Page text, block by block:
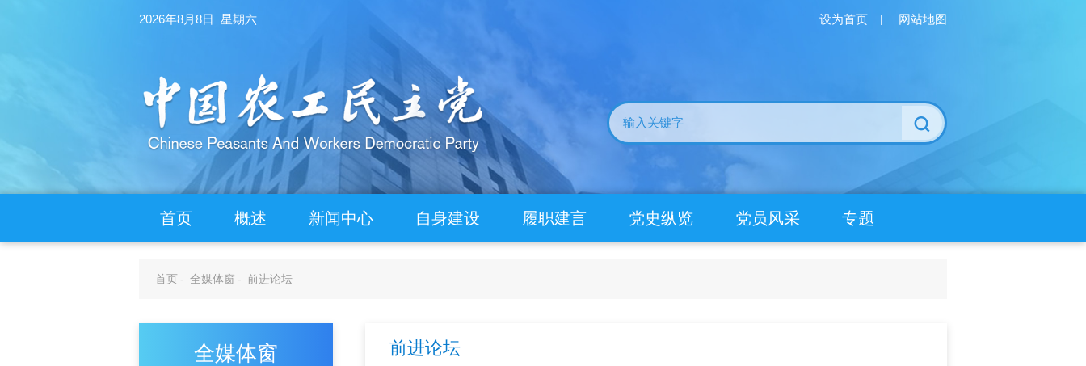
2026年8月8日 星期六 设为首页 | 网站地图
首页 概述 新闻中心 自身建设 履职建言 党史纵览 党员风采 专题
首页- 全媒体窗 - 前进论坛
全媒体窗 前进论坛